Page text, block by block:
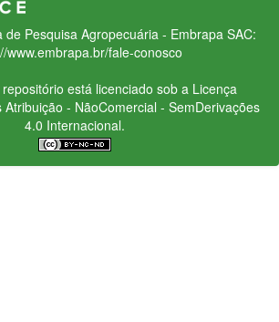
de Pesquisa Agropecuária - Embrapa SAC:
www.embrapa.br/fale-conosco
está licenciado sob a Licença
Atribuição - NãoComercial - SemDerivações
4.0 Internacional.